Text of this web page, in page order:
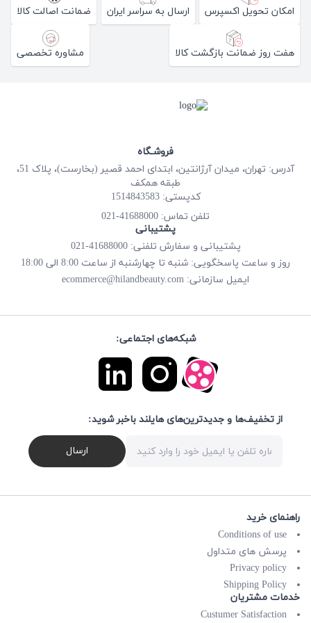
امکان تحویل اکسپرس ارسال به سراسر ایران ضمانت اصالت کالا
هفت روز ضمانت بازگشت کالا مشاوره تخصصی
فروشـگاه
آدرس: تهران، میدان آرژانتین، ابتدای احمد قصیر (بخارست)، پلاک 51،
طبقه همکف
کدپستی: 1514843583
تلفن تماس: 41688000-021
پشتیبانی
پشتیبانی و سفارش تلفنی: 41688000-021
روز و ساعت پاسخگویی: شنبه تا چهارشنبه از ساعت 8:00 الی 18:00
ایمیل سازمانی: ecommerce@hilandbeauty.com
شبکه‌های اجتماعی:
از تخفیف‌ها و جدیدترین‌های هایلند باخبر شوید:
ارسال
راهنمای خرید
Conditions of use
پرسش های متداول
Privacy policy
Shipping Policy
خدمات مشتریان
Custumer Satisfaction